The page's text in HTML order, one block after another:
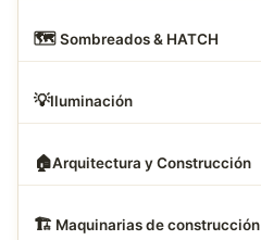
🗺️ Sombreados & HATCH
💡Iluminación
🏠Arquitectura y Construcción
🏗 ️ Maquinarias de construcción